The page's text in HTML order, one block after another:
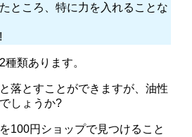
ところ、特に力を入れることな
類あります。
落とすことができますが、油性
しょうか?
100円ショップで見つけること